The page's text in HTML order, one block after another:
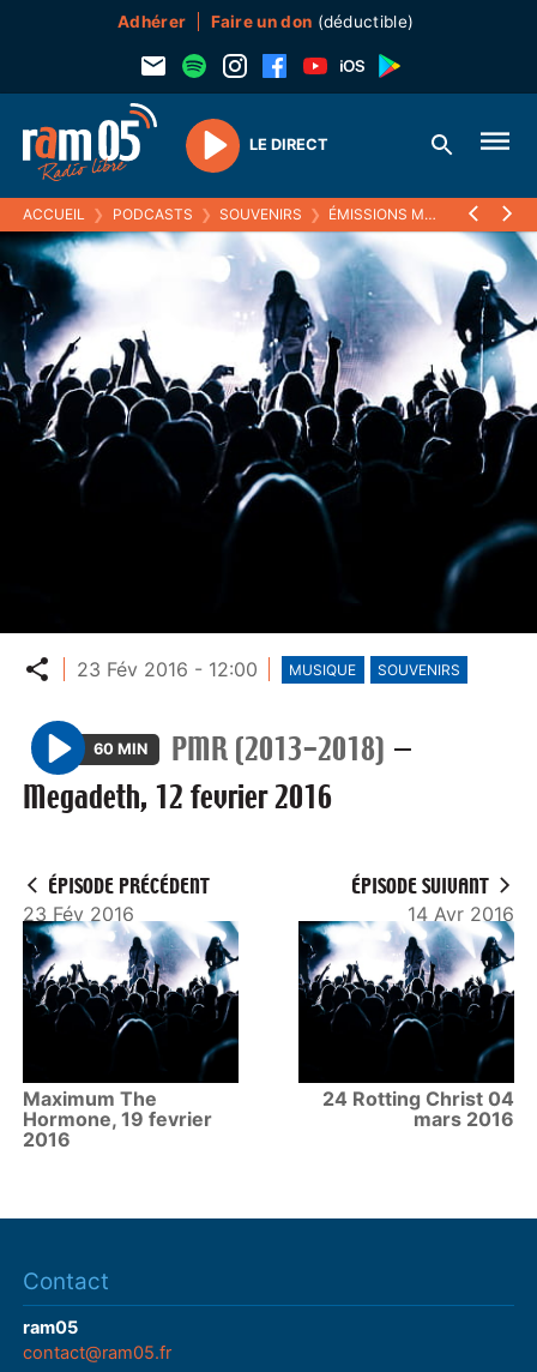
Adhérer Faire un don (déductible)
Play
LE DIRECT
ACCUEIL ❯ PODCASTS ❯ SOUVENIRS ❯ ÉMISSIONS MUSICALES (SOUVENIRS)
Partager
23 Fév 2016 - 12:00 MUSIQUE SOUVENIRS
P
l
60 MIN PMR (2013-2018) —
Megadeth, 12 fevrier 2016
ÉPISODE PRÉCÉDENT
23 Fév 2016
Maximum The
Hormone, 19 fevrier
2016
ÉPISODE SUIVANT
14 Avr 2016
24 Rotting Christ 04
mars 2016
Contact
ram05
contact@ram05.fr